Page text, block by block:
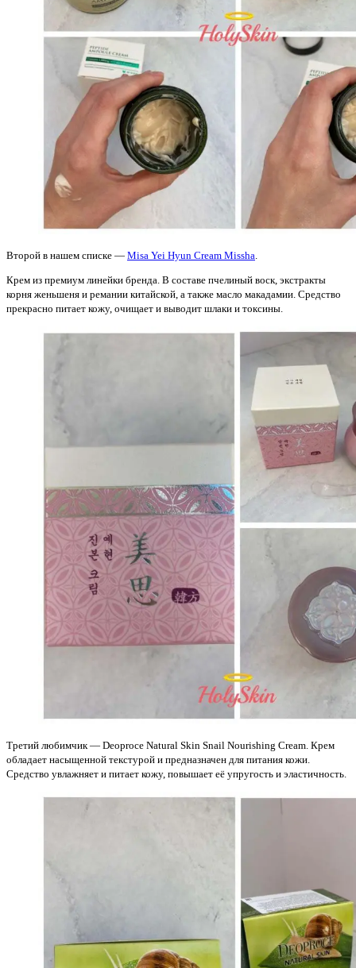
Второй в нашем списке — Misa Yei Hyun Cream Missha.
Крем из премиум линейки бренда. В составе пчелиный воск, экстракты
корня женьшеня и ремании китайской, а также масло макадамии. Средство
прекрасно питает кожу, очищает и выводит шлаки и токсины.
Третий любимчик — Deoproce Natural Skin Snail Nourishing Cream. Крем
обладает насыщенной текстурой и предназначен для питания кожи.
Средство увлажняет и питает кожу, повышает её упругость и эластичность.